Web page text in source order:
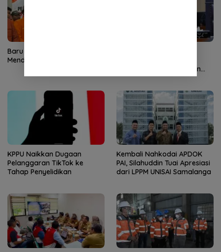
Baru Satu Kandidat
Mendaftar di Kongres II PNA
Tegakkan Hukum dengan
Tegas
KPPU Naikkan Dugaan
Pelanggaran TikTok ke
Tahap Penyelidikan
Kembali Nahkodai APDOK
PAI, Silahuddin Tuai Apresiasi
dari LPPM UNISAI Samalanga